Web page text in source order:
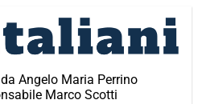
Angelo Maria Perrino
Marco Scotti